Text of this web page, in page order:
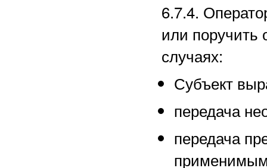
6.7.4.
или поручить
случаях:
Субъект
передача
передача
применимым